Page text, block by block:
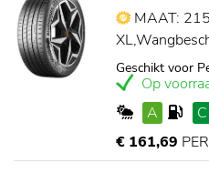
MAAT:
Geschikt voor
Op
A
C
€ 161,69